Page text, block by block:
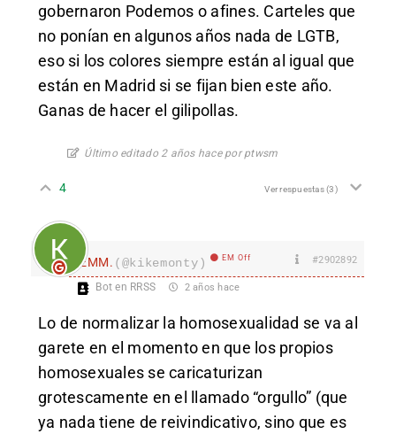
gobernaron Podemos o afines. Carteles que
no ponían en algunos años nada de LGTB,
eso si los colores siempre están al igual que
están en Madrid si se fijan bien este año.
Ganas de hacer el gilipollas.
Último editado 2 años hace por ptwsm
4 Ver respuestas(3)
EMM. (@kikemonty) EM Off #2902892
Bot en RRSS 2 años hace
Lo de normalizar la homosexualidad se va al
garete en el momento en que los propios
homosexuales se caricaturizan
grotescamente en el llamado “orgullo” (que
ya nada tiene de reivindicativo, sino que es